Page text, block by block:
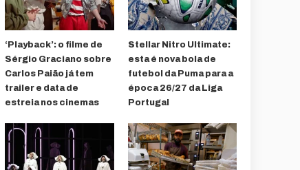
‘Playback’: o filme de
Sérgio Graciano sobre
Carlos Paião já tem
trailer e data de
estreia nos cinemas
Stellar Nitro Ultimate:
esta é nova bola de
futebol da Puma para a
época 26/27 da Liga
Portugal